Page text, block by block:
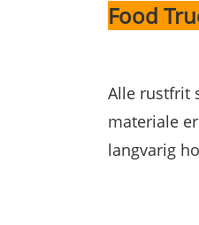
Food
Alle rustfrit
materiale
langvarig